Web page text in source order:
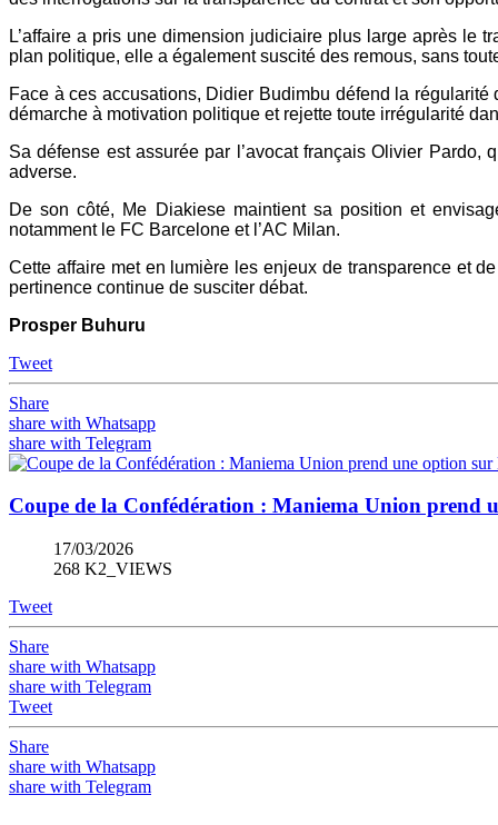
L’affaire a pris une dimension judiciaire plus large après le
plan politique, elle a également suscité des remous, sans
Face à ces accusations, Didier Budimbu défend la
démarche à motivation politique et rejette toute irrégularité
Sa défense est assurée par l’avocat français Olivier
adverse.
De son côté, Me Diakiese maintient sa position et
notamment le FC Barcelone et l’AC Milan.
Cette affaire met en lumière les enjeux de transparence et
pertinence continue de susciter débat.
Prosper Buhuru
Tweet
Share
share with Whatsapp
share with Telegram
Coupe de la Confédération : Maniema Union prend
17/03/2026
268 K2_VIEWS
Tweet
Share
share with Whatsapp
share with Telegram
Tweet
Share
share with Whatsapp
share with Telegram